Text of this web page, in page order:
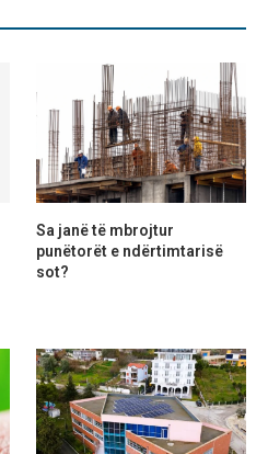
Sa janë të mbrojtur
punëtorët e ndërtimtarisë
sot?